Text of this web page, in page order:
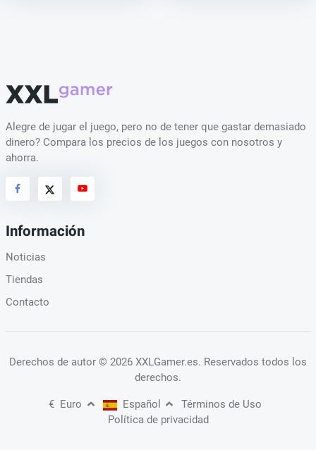
Alegre de jugar el juego, pero no de tener que gastar demasiado
dinero? Compara los precios de los juegos con nosotros y
ahorra.
Información
Noticias
Tiendas
Contacto
Derechos de autor © 2026 XXLGamer.es. Reservados todos los
derechos.
€ Euro Español
Términos de Uso
Política de privacidad